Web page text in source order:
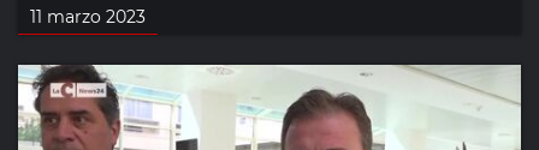
11 marzo 2023